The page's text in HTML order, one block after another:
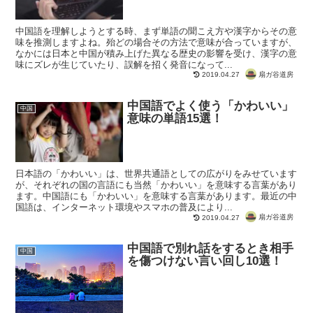
中国語を理解しようとする時、まず単語の聞こえ方や漢字からその意
味を推測しますよね。殆どの場合その方法で意味が合っていますが、
なかには日本と中国が積み上げた異なる歴史の影響を受け、漢字の意
味にズレが生じていたり、誤解を招く発音になって...
2019.04.27 扇ガ谷道房
中国
中国語でよく使う「かわいい」
意味の単語15選！
日本語の「かわいい」は、世界共通語としての広がりをみせています
が、それぞれの国の言語にも当然「かわいい」を意味する言葉があり
ます。中国語にも「かわいい」を意味する言葉があります。最近の中
国語は、インターネット環境やスマホの普及により...
2019.04.27 扇ガ谷道房
中国
中国語で別れ話をするとき相手
を傷つけない言い回し10選！